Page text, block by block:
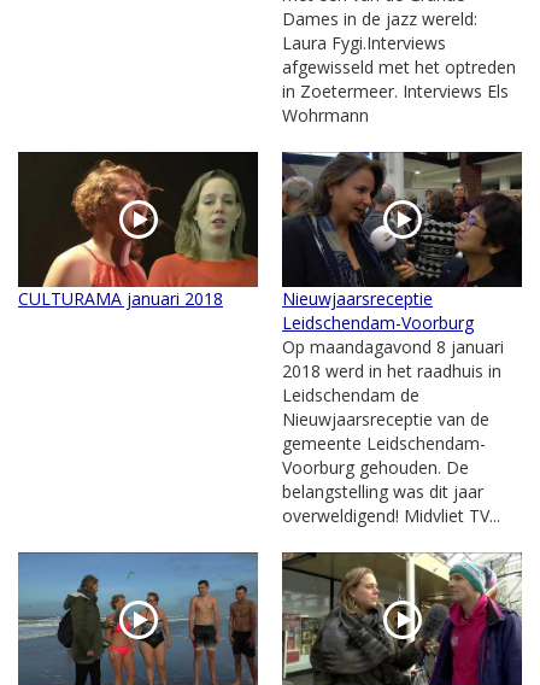
Dames in de jazz wereld:
Laura Fygi.Interviews
afgewisseld met het optreden
in Zoetermeer. Interviews Els
Wohrmann
CULTURAMA januari 2018
Nieuwjaarsreceptie
Leidschendam-Voorburg
Op maandagavond 8 januari
2018 werd in het raadhuis in
Leidschendam de
Nieuwjaarsreceptie van de
gemeente Leidschendam-
Voorburg gehouden. De
belangstelling was dit jaar
overweldigend! Midvliet TV...